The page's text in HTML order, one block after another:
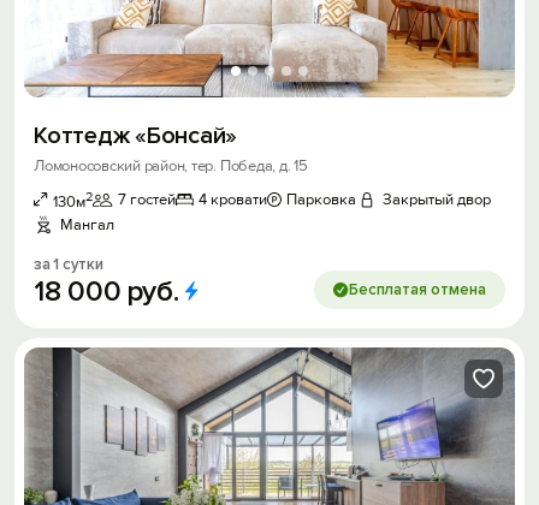
Коттедж «Бонсай»
Ломоносовский район, тер. Победа, д. 15
130м2 7 гостей 4 кровати Парковка
Закрытый двор
Мангал
за 1 сутки
18 000 руб. Бесплатая отмена